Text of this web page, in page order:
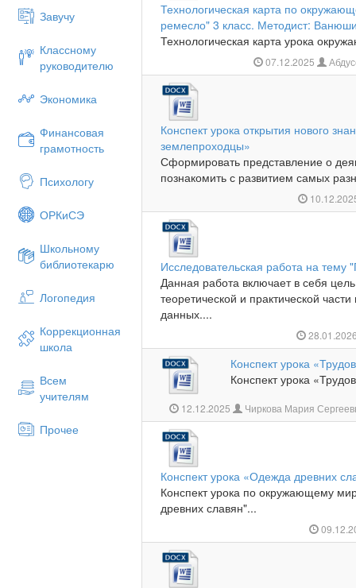
Завучу
Классному
руководителю
Экономика
Финансовая
грамотность
Психологу
ОРКиСЭ
Школьному
библиотекарю
Логопедия
Коррекционная
школа
Всем
учителям
Прочее
Технологическая карта по
ремесло" 3 класс. Методист:
Технологическая карта урока
07.12.2025
Конспект урока открытия нового
землепроходцы»
Сформировать представление о
познакомить с развитием самых
Исследовательская работа на тему
Данная работа включает в себя
теоретической и практической
данных....
Конспект урока
Конспект урока
12.12.2025 Чиркова Мария
Конспект урока «Одежда древних
Конспект урока по окружающему
древних славян"...